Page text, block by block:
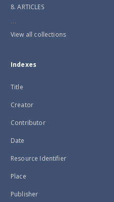
8. ARTICLES
...
View all collections
Indexes
Title
Creator
Contributor
Date
Resource Identifier
Place
Publisher